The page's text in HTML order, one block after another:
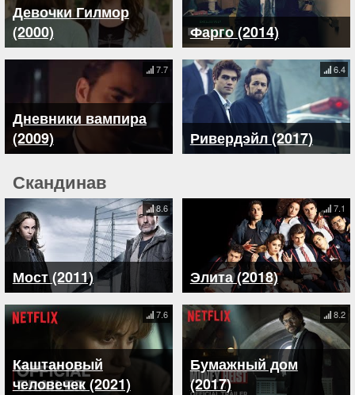
Девочки Гилмор
(2000)
Фарго (2014)
Дневники вампира
(2009)
7.7
Ривердэйл (2017)
6.4
Скандинав
Мост (2011)
8.6
Элита (2018)
7.1
Каштановый
человечек (2021)
7.6
Бумажный дом
(2017)
8.2